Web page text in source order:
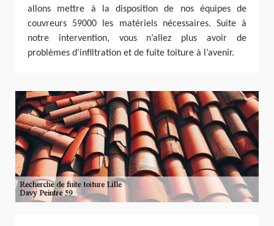
allons mettre à la disposition de nos équipes de
couvreurs 59000 les matériels nécessaires. Suite à
notre intervention, vous n’allez plus avoir de
problèmes d’infiltration et de fuite toiture à l’avenir.